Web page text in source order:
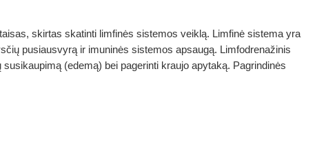
skirtas skatinti limfinės sistemos veiklą. Limfinė sistema yra
pusiausvyrą ir imuninės sistemos apsaugą. Limfodrenažinis
(edemą) bei pagerinti kraujo apytaką. Pagrindinės